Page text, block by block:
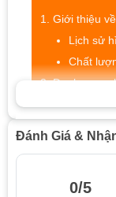
Giới thiệu
Lịch sử
Chất
Danh mục
Khóa và
Ưu điểm
Chất
Đánh Giá &
0/5